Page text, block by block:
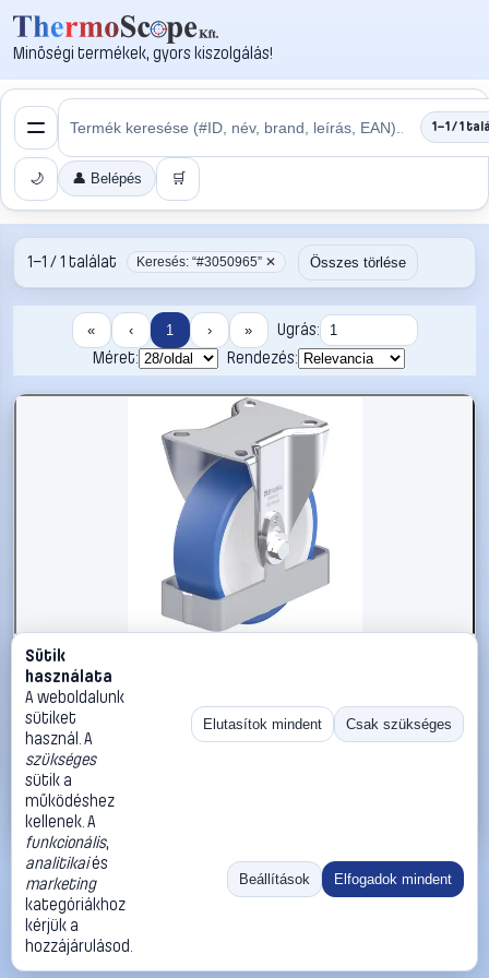
Minőségi termékek, gyors kiszolgálás!
1–1 / 1
🌙 👤 Belépés 🛒
1–1 / 1 találat Keresés: “#3050965” ✕ Összes törlése
« ‹ 1 › »
Ugrás:
Méret:
Rendezés:
#3050965
Blickle 938779 B-POTHS 125G-FS Acéllemez rögzített
görgő KerékØ: 125 mm Teherbírás (max.): 250 kg 1 db
Blickle Görgők, kerekek
36 990 Ft
Kosárba
«
Ugrás:
Méret:
Rendezés:
©2026
ThermoScope
ÁSZF
Cégbemutató
Sütik
használata
A weboldalunk
sütiket
használ. A
szükséges
sütik a
működéshez
kellenek. A
funkcionális,
analitikaiés
marketing
kategóriákhoz
kérjük a
hozzájárulásod.
Elutasítok mindent Csak szükséges
Beállítások Elfogadok mindent